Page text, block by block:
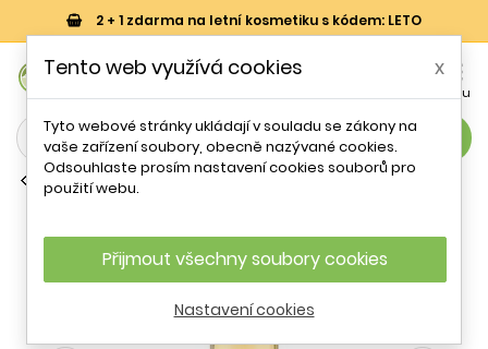
2 + 1 zdarma na letní kosmetiku s kódem: LETO

Menu
search
Parfémové vody (EDP)
Tento web využívá cookies x
Tyto webové stránky ukládají v souladu se zákony na
vaše zařízení soubory, obecně nazývané cookies.
Odsouhlaste prosím nastavení cookies souborů pro
použití webu.
Přijmout všechny soubory cookies
Nastavení cookies